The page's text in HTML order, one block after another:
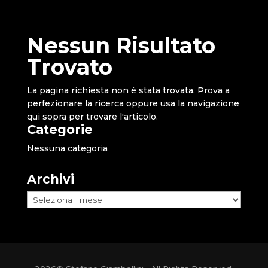
Nessun Risultato
Trovato
La pagina richiesta non è stata trovata. Prova a
perfezionare la ricerca oppure usa la navigazione
qui sopra per trovare l'articolo.
Categorie
Nessuna categoria
Archivi
Archivi